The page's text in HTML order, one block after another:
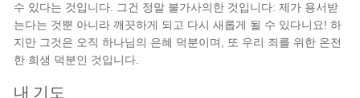
수 있다는 것입니다. 그건 정말 불가사의한 것입니다: 제가 용서받
는다는 것뿐 아니라 깨끗하게 되고 다시 새롭게 될 수 있다니요! 하
지만 그것은 오직 하나님의 은혜 덕분이며, 또 우리 죄를 위한 온전
한 희생 덕분인 것입니다.
내 기도